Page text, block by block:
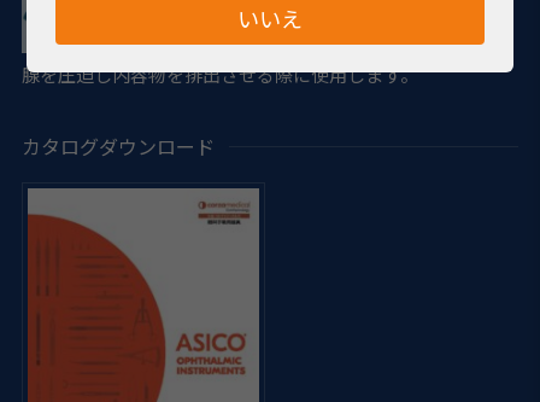
いいえ
・吉富先生ご考案の鑷子で、マイボーム
腺を圧迫し内容物を排出させる際に使用します。
カタログダウンロード